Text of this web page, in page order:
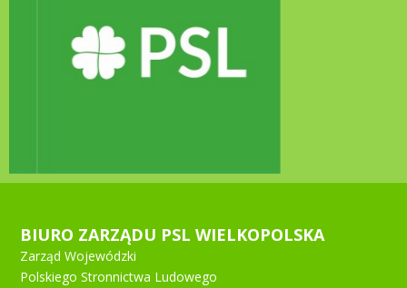
BIURO ZARZĄDU PSL WIELKOPOLSKA
Zarząd Wojewódzki
Polskiego Stronnictwa Ludowego